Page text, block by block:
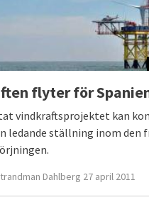
flyter för
vindkraftsprojektet kan
ledande ställning inom den
Dahlberg 27 april 2011